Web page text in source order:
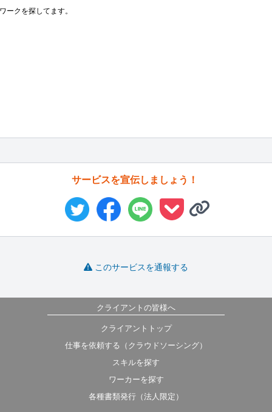
ークを探してます。
サービスを宣伝しましょう！
このサービスを通報する
クライアントの皆様へ
クライアントトップ
仕事を依頼する（クラウドソーシング）
スキルを探す
ワーカーを探す
各種書類発行（法人限定）